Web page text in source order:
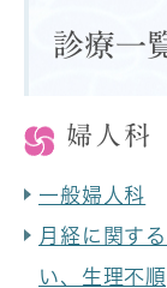
診療一
婦人科
一般婦人科
月経に関す
い、生理不